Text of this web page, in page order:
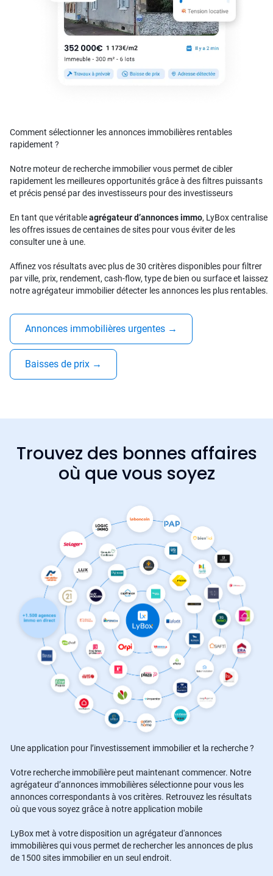
Comment sélectionner les annonces immobilières rentables
rapidement ?
Notre moteur de recherche immobilier vous permet de cibler
rapidement les meilleures opportunités grâce à des filtres puissants
et précis pensé par des investisseurs pour des investisseurs
En tant que véritableagrégateur d’annonces immo, LyBox centralise
les offres issues de centaines de sites pour vous éviter de les
consulter une à une.
Affinez vos résultats avec plus de 30 critères disponibles pour filtrer
par ville, prix, rendement, cash-flow, type de bien ou surface et laissez
notre agrégateur immobilier détecter les annonces les plus rentables.
Annonces immobilières urgentes →
Baisses de prix →
Trouvez des bonnes affaires
où que vous soyez
Une application pour l’investissement immobilier et la recherche ?
Votre recherche immobilière peut maintenant commencer. Notre
agrégateur d’annonces immobilières sélectionne pour vous les
annonces correspondants à vos critères. Retrouvez les résultats
où que vous soyez grâce à notre application mobile
LyBox met à votre disposition un agrégateur d'annonces
immobilières qui vous permet de rechercher les annonces de plus
de 1500 sites immobilier en un seul endroit.